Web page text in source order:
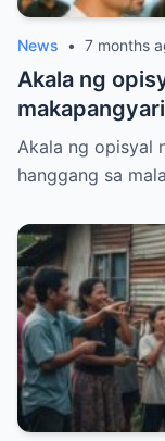
News • 7 months
Akala ng
malaman
sa gitna ng
Akala ng opisyal
hanggang sa